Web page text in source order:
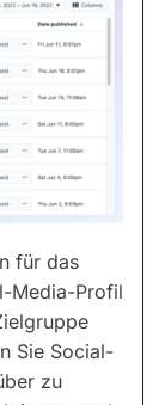
für das
Media-Profil
Sie Social-
zu